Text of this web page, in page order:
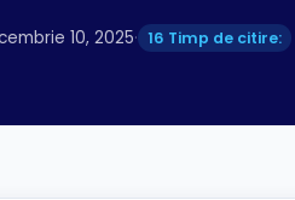
10, 2025· 16 Timp de citire: